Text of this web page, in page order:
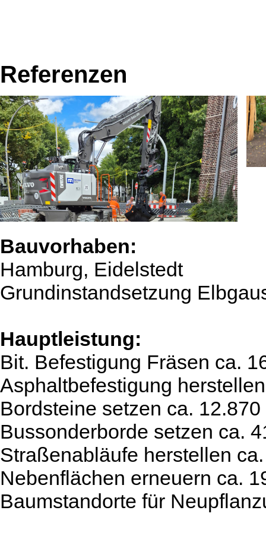
Referenzen
Bauvorhaben:
Hamburg, Eidelstedt
Grundinstandsetzung
Hauptleistung:
Bit. Befestigung Fräsen ca.
Asphaltbefestigung
Bordsteine setzen ca. 12.870
Bussonderborde setzen ca.
Straßenabläufe herstellen
Nebenflächen erneuern ca.
Baumstandorte für